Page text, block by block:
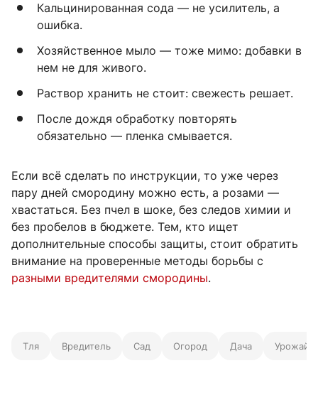
Кальцинированная сода — не усилитель, а
ошибка.
Хозяйственное мыло — тоже мимо: добавки в
нем не для живого.
Раствор хранить не стоит: свежесть решает.
После дождя обработку повторять
обязательно — пленка смывается.
Если всё сделать по инструкции, то уже через
пару дней смородину можно есть, а розами —
хвастаться. Без пчел в шоке, без следов химии и
без пробелов в бюджете. Тем, кто ищет
дополнительные способы защиты, стоит обратить
внимание на проверенные методы борьбы с
разными вредителями смородины.
Тля Вредитель Сад Огород Дача Урожай